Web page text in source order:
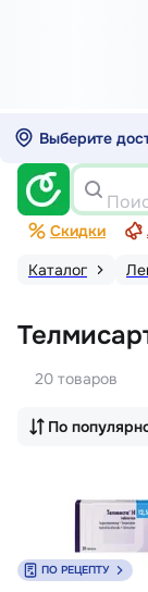
Выберите
Скидки
Каталог
20 товаров
По
ПО РЕЦЕПТУ